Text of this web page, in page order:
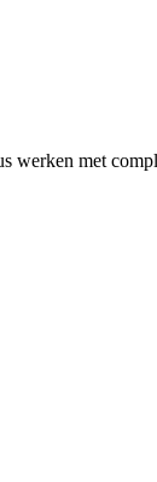
met